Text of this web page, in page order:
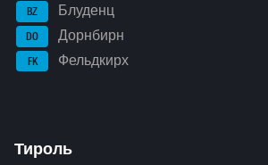
BZ Блуденц
DO Дорнбирн
FK Фельдкирх
Тироль